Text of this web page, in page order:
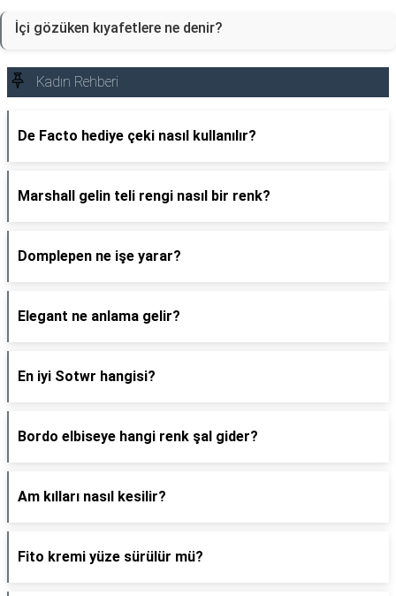
İçi gözüken kıyafetlere ne denir?
Kadın Rehberi
De Facto hediye çeki nasıl kullanılır?
Marshall gelin teli rengi nasıl bir renk?
Domplepen ne işe yarar?
Elegant ne anlama gelir?
En iyi Sotwr hangisi?
Bordo elbiseye hangi renk şal gider?
Am kılları nasıl kesilir?
Fito kremi yüze sürülür mü?